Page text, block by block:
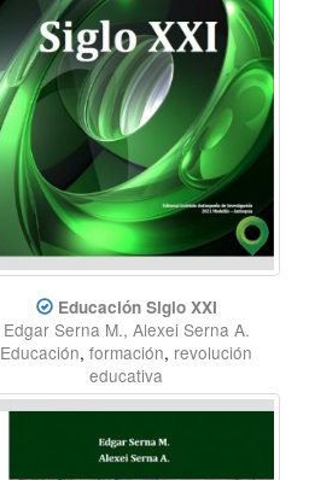
Educación Siglo XXI
Edgar Serna M., Alexei Serna A.
Educación, formación, revolución
educativa